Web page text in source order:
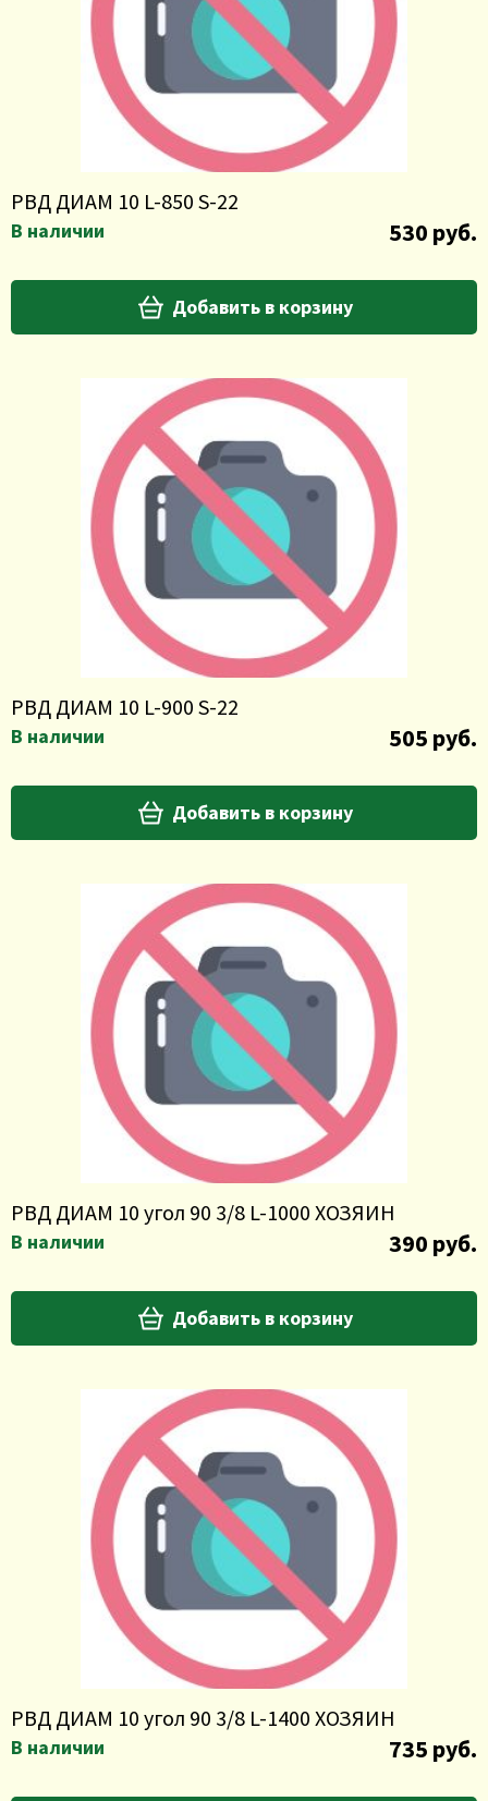
РВД ДИАМ 10 L-850 S-22
В наличии 530 руб.
Добавить в корзину
РВД ДИАМ 10 L-900 S-22
В наличии 505 руб.
Добавить в корзину
РВД ДИАМ 10 угол 90 3/8 L-1000 ХОЗЯИН
В наличии 390 руб.
Добавить в корзину
РВД ДИАМ 10 угол 90 3/8 L-1400 ХОЗЯИН
В наличии 735 руб.